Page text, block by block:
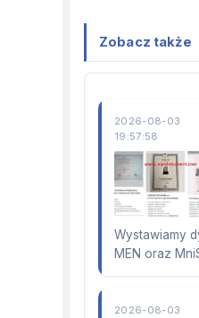
Zobacz także
2026-08-03
19:57:58
Wystawiamy
MEN oraz
2026-08-03